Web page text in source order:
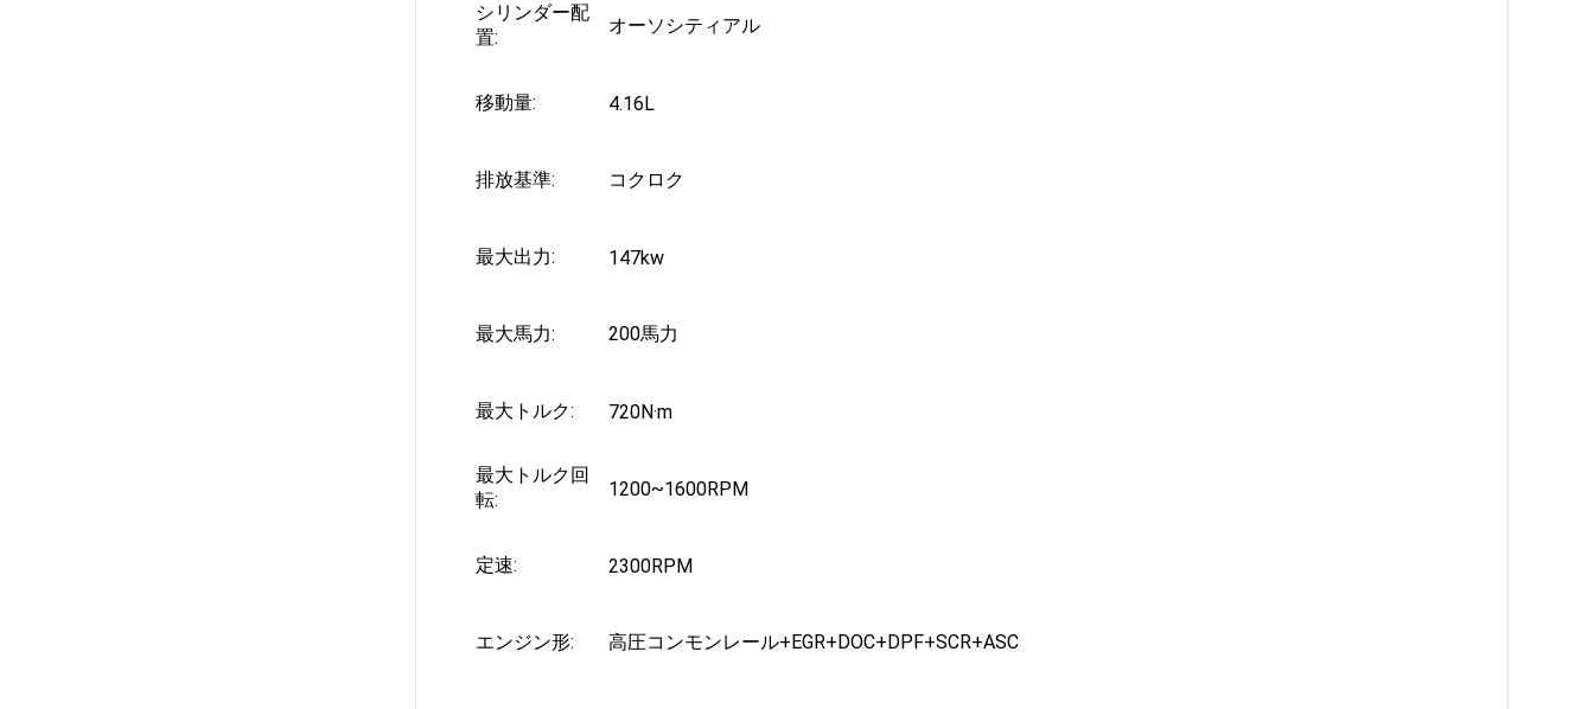
シリンダー配
置:
オーソシティアル
移動量: 4.16L
排放基準: コクロク
最大出力: 147kw
最大馬力: 200馬力
最大トルク: 720N·m
最大トルク回
転:
1200~1600RPM
定速: 2300RPM
エンジン形: 高圧コンモンレール+EGR+DOC+DPF+SCR+ASC